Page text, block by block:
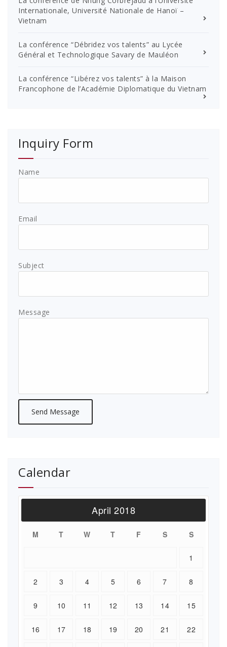
Internationale, Université Nationale de Hanoï –
Vietnam
La conférence “Débridez vos talents” au Lycée
Général et Technologique Savary de Mauléon
La conférence “Libérez vos talents” à la Maison
Francophone de l’Académie Diplomatique du Vietnam
Inquiry Form
Name
Email
Subject
Message
Calendar
April 2018
M T W T F S S
1
2 3 4 5 6 7 8
9 10 11 12 13 14 15
16 17 18 19 20 21 22